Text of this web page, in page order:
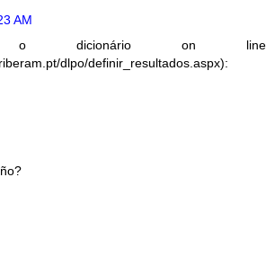
AM
o dicionário on line
dlpo/definir_resultados.aspx):